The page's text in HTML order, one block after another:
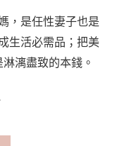
，是任性妻子也是
生活必需品；把美
漓盡致的本錢。